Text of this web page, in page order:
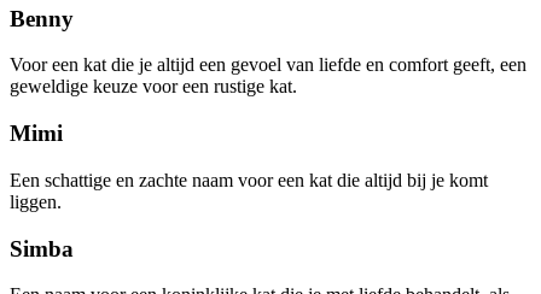
Benny
Voor een kat die je altijd een gevoel van liefde en comfort geeft, een
geweldige keuze voor een rustige kat.
Mimi
Een schattige en zachte naam voor een kat die altijd bij je komt
liggen.
Simba